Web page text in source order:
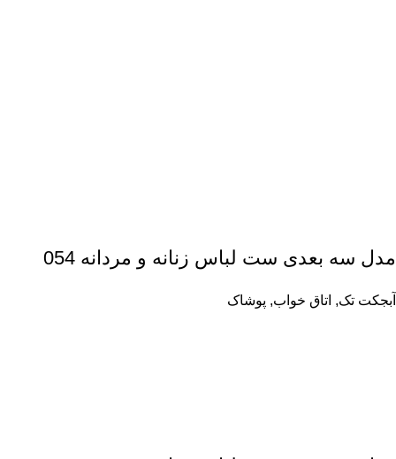
مدل سه بعدی ست لباس زنانه و مردانه 054
آبجکت تک, اتاق خواب, پوشاک